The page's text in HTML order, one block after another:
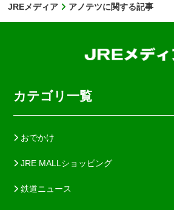
JREメディア アノテツに関する記事
カテゴリ一覧
おでかけ
JRE MALLショッピング
鉄道ニュース